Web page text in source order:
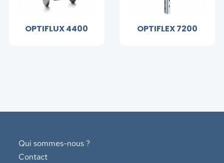
OPTIFLUX 4400 OPTIFLEX 7200
Qui sommes-nous ?
Contact